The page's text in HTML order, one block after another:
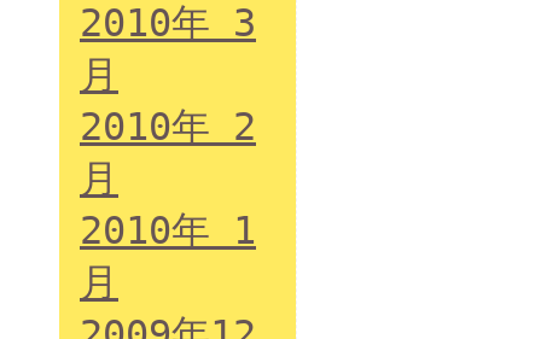
2010年 3
月
2010年 2
月
2010年 1
月